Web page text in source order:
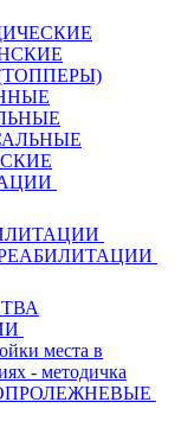
места в
- методичка